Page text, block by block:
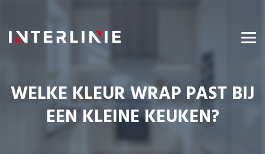
WELKE KLEUR WRAP PAST BIJ
EEN KLEINE KEUKEN?